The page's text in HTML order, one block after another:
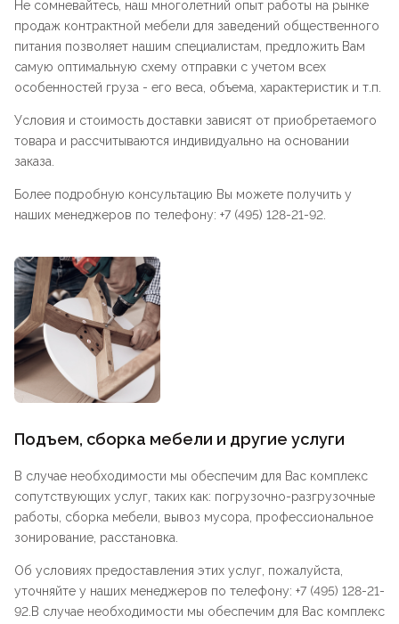
Не сомневайтесь, наш многолетний опыт работы на рынке
продаж контрактной мебели для заведений общественного
питания позволяет нашим специалистам, предложить Вам
самую оптимальную схему отправки с учетом всех
особенностей груза - его веса, объема, характеристик и т.п.
Условия и стоимость доставки зависят от приобретаемого
товара и рассчитываются индивидуально на основании
заказа.
Более подробную консультацию Вы можете получить у
наших менеджеров по телефону: +7 (495) 128-21-92.
Подъем, сборка мебели и другие услуги
В случае необходимости мы обеспечим для Вас комплекс
сопутствующих услуг, таких как: погрузочно-разгрузочные
работы, сборка мебели, вывоз мусора, профессиональное
зонирование, расстановка.
Об условиях предоставления этих услуг, пожалуйста,
уточняйте у наших менеджеров по телефону: +7 (495) 128-21-
92.В случае необходимости мы обеспечим для Вас комплекс